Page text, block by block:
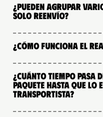
¿Pueden agrupar
solo reenvío?
¿Cómo funciona el
¿Cuánto tiempo pasa
paquete hasta que lo
transportista?